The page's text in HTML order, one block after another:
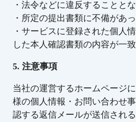
・法令などに違反することと
・所定の提出書類に不備があ
・サービスに登録された個人
した本人確認書類の内容が一
5. 注意事項
当社の運営するホームページ
様の個人情報・お問い合わせ
認する返信メールが送信され